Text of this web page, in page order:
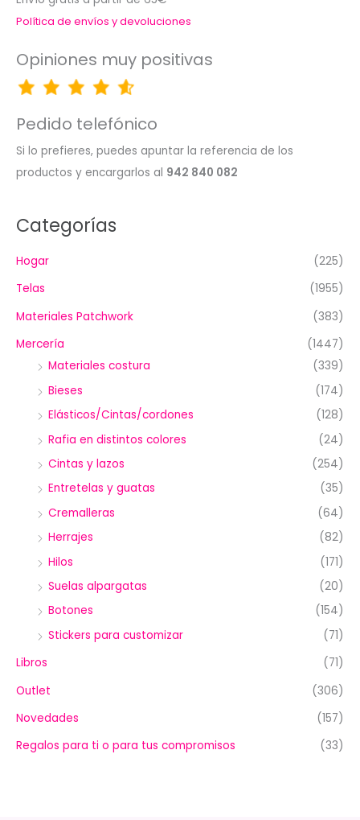
Política de envíos y devoluciones
Opiniones muy positivas
Pedido telefónico
Si lo prefieres, puedes apuntar la referencia de los
productos y encargarlos al 942 840 082
Categorías
Hogar
(225)
Telas
(1955)
Materiales Patchwork
(383)
Mercería
(1447)
Materiales costura
(339)
Bieses
(174)
Elásticos/Cintas/cordones
(128)
Rafia en distintos colores
(24)
Cintas y lazos
(254)
Entretelas y guatas
(35)
Cremalleras
(64)
Herrajes
(82)
Hilos
(171)
Suelas alpargatas
(20)
Botones
(154)
Stickers para customizar
(71)
Libros
(71)
Outlet
(306)
Novedades
(157)
Regalos para ti o para tus compromisos
(33)